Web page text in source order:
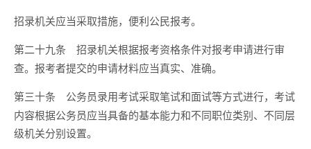
招录机关应当采取措施，便利公民报考。
第二十九条
招录机关根据报考资格条件对报考申请进行审
查。报考者提交的申请材料应当真实、准确。
第三十条
公务员录用考试采取笔试和面试等方式进行，考试
内容根据公务员应当具备的基本能力和不同职位类别、不同层
级机关分别设置。